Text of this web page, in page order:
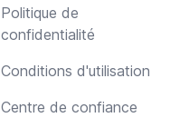
Politique de
confidentialité
Conditions d'utilisation
Centre de confiance